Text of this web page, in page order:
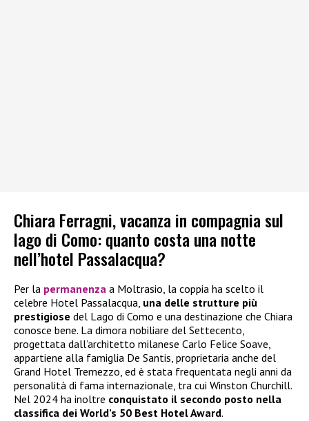
Chiara Ferragni, vacanza in compagnia sul
lago di Como: quanto costa una notte
nell’hotel Passalacqua?
Per la permanenza a Moltrasio, la coppia ha scelto il
celebre Hotel Passalacqua, una delle strutture più
prestigiose del Lago di Como e una destinazione che Chiara
conosce bene. La dimora nobiliare del Settecento,
progettata dall’architetto milanese Carlo Felice Soave,
appartiene alla famiglia De Santis, proprietaria anche del
Grand Hotel Tremezzo, ed è stata frequentata negli anni da
personalità di fama internazionale, tra cui Winston Churchill.
Nel 2024 ha inoltre conquistato il secondo posto nella
classifica dei World’s 50 Best Hotel Award.